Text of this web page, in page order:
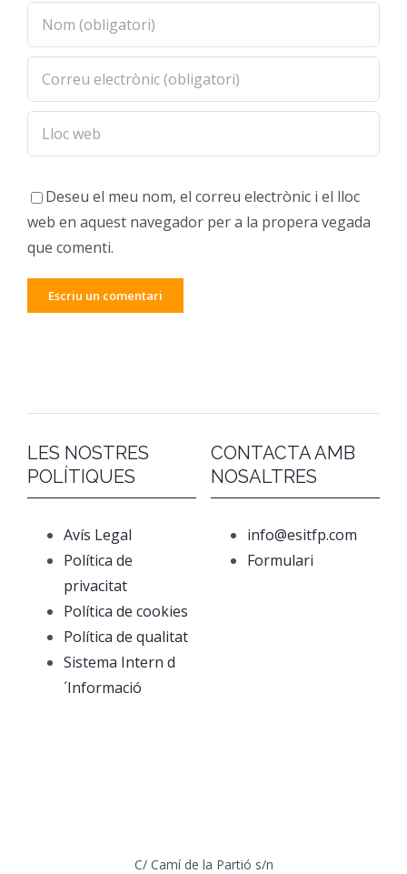
Deseu el meu nom, el correu electrònic i el lloc
web en aquest navegador per a la propera vegada
que comenti.
LES NOSTRES
POLÍTIQUES
Avís Legal
Política de
privacitat
Política de cookies
Política de qualitat
Sistema Intern d
´Informació
CONTACTA AMB
NOSALTRES
info@esitfp.com
Formulari
C/ Camí de la Partió s/n